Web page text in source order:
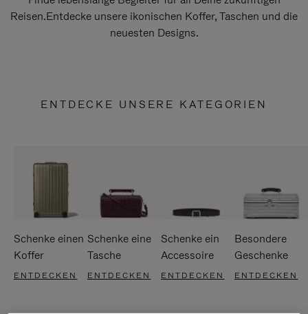
Reisen.Entdecke unsere ikonischen Koffer, Taschen und die
neuesten Designs.
ENTDECKE UNSERE KATEGORIEN
Schenke einen
Koffer
ENTDECKEN
Schenke eine
Tasche
ENTDECKEN
Schenke ein
Accessoire
ENTDECKEN
Besondere
Geschenke
ENTDECKEN